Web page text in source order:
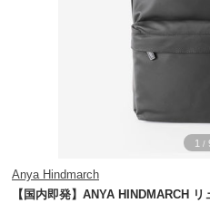
1 /
Anya Hindmarch
【国内即発】ANYA HINDMARCH